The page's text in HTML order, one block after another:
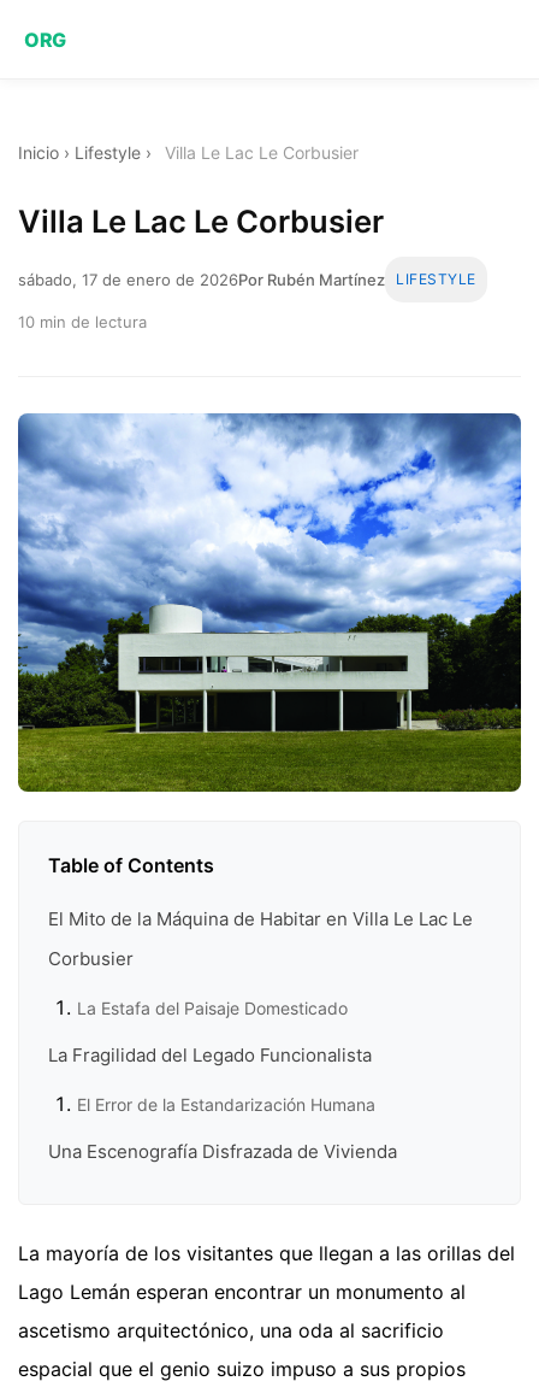
ORG
Inicio › Lifestyle › Villa Le Lac Le Corbusier
Villa Le Lac Le Corbusier
sábado, 17 de enero de 2026Por Rubén Martínez LIFESTYLE
10 min de lectura
Table of Contents
El Mito de la Máquina de Habitar en Villa Le Lac Le
Corbusier
La Estafa del Paisaje Domesticado
La Fragilidad del Legado Funcionalista
El Error de la Estandarización Humana
Una Escenografía Disfrazada de Vivienda
La mayoría de los visitantes que llegan a las orillas del
Lago Lemán esperan encontrar un monumento al
ascetismo arquitectónico, una oda al sacrificio
espacial que el genio suizo impuso a sus propios